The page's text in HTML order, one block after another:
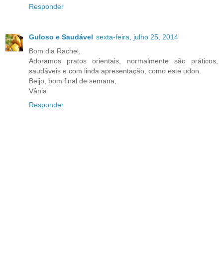
Responder
Guloso e Saudável sexta-feira, julho 25, 2014
Bom dia Rachel,
Adoramos pratos orientais, normalmente são práticos,
saudáveis e com linda apresentação, como este udon.
Beijo, bom final de semana,
Vânia
Responder